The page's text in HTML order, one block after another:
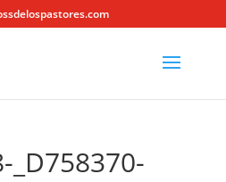
_D758370-